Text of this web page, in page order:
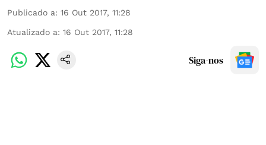
Publicado a: 16 Out 2017, 11:28
Atualizado a: 16 Out 2017, 11:28
Siga-nos